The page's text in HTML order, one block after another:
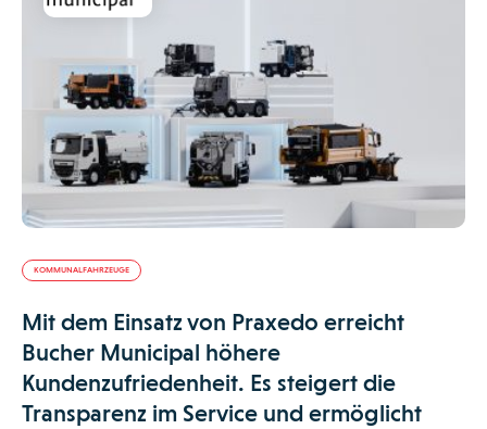
KOMMUNALFAHRZEUGE
Mit dem Einsatz von Praxedo erreicht
Bucher Municipal höhere
Kundenzufriedenheit. Es steigert die
Transparenz im Service und ermöglicht